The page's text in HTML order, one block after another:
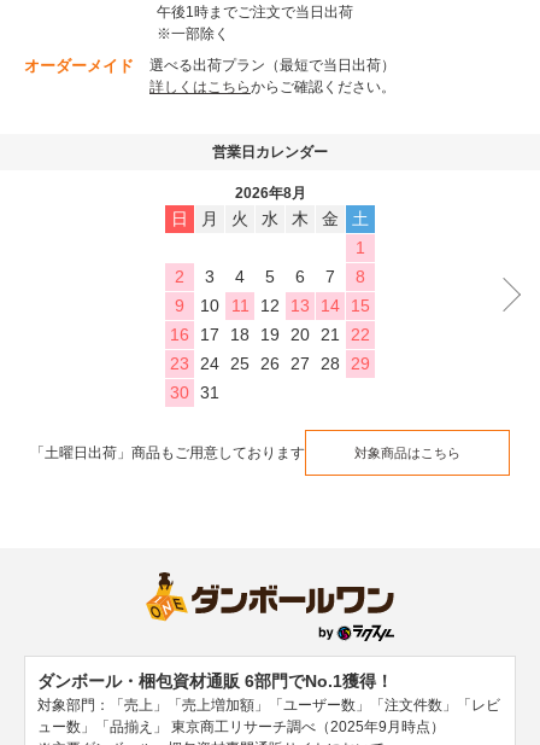
午後1時までご注文で当日出荷
※一部除く
オーダーメイド
選べる出荷プラン（最短で当日出荷）
詳しくはこちらからご確認ください。
営業日カレンダー
2026年8月
日 月 火 水 木 金
土
1
2
3 4 5 6 7
8
9
10 11 12 13 14
15
16
17 18 19 20 21
22
23
24 25 26 27 28
29
30 31
「土曜日出荷」商品もご用意しております 対象商品はこちら
ダンボール・梱包資材通販 6部門でNo.1獲得！
対象部門：「売上」「売上増加額」「ユーザー数」「注文件数」「レビ
ュー数」「品揃え」
東京商工リサーチ調べ（2025年9月時点）